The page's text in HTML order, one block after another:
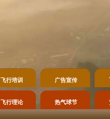
飞行培训 广告宣传
飞行理论 热气球节